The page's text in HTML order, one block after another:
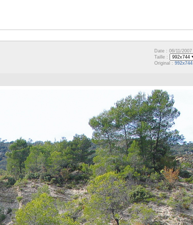
Date : 06/11/2007
Taille :
Original : 992x744